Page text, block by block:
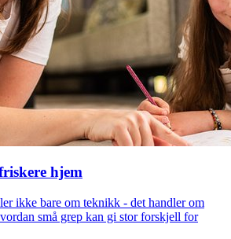
hjem
ikke bare om teknikk - det handler om
små grep kan gi stor forskjell for